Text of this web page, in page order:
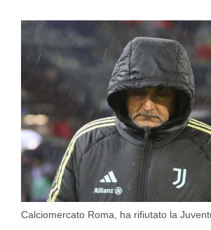
Calciomercato Roma, ha rifiutato la